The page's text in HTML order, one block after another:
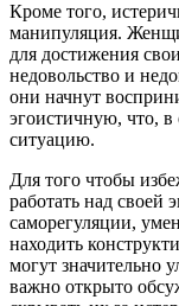
Кроме того,
манипуляция.
для достижения
недовольство и
они начнут
эгоистичную, что, в
ситуацию.
Для того чтобы
работать над своей
саморегуляции,
находить
могут значительно
важно открыто